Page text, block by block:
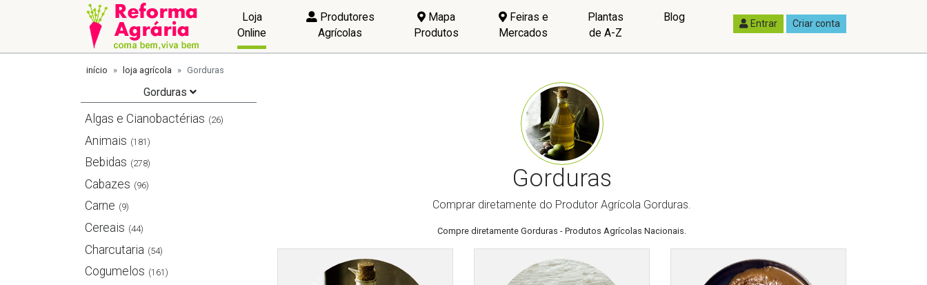
Loja
Online
Produtores
Agrícolas
Mapa
Produtos
Feiras e
Mercados
Plantas
de A-Z
Blog Entrar Criar conta
início loja agrícola Gorduras
Gorduras
Algas e Cianobactérias (26)
Animais (181)
Bebidas (278)
Cabazes (96)
Carne (9)
Cereais (44)
Charcutaria (54)
Cogumelos (161)
Gorduras
Comprar diretamente do Produtor Agrícola Gorduras.
Compre diretamente Gorduras - Produtos Agrícolas Nacionais.